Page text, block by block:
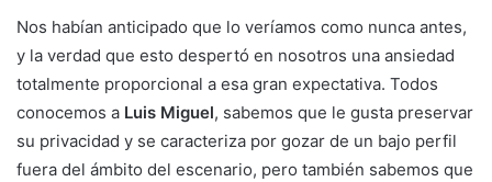
Nos habían anticipado que lo veríamos como nunca antes,
y la verdad que esto despertó en nosotros una ansiedad
totalmente proporcional a esa gran expectativa. Todos
conocemos a Luis Miguel, sabemos que le gusta preservar
su privacidad y se caracteriza por gozar de un bajo perfil
fuera del ámbito del escenario, pero también sabemos que